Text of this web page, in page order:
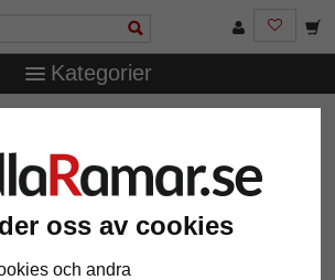
oss av cookies
och andra
Kategorier